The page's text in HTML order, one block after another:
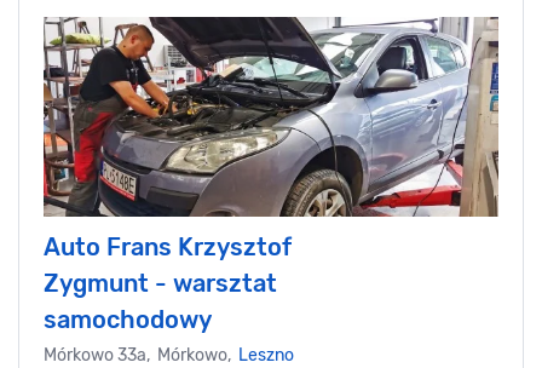
Auto Frans Krzysztof
Zygmunt - warsztat
samochodowy
Mórkowo 33a, Mórkowo, Leszno